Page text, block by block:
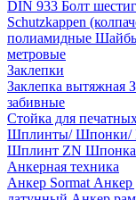
DIN 933 Болт
Schutzkappen
полиамидные
метровые
Заклепки
Заклепка вытяжная
забивные
Стойка для
Шплинты/ Шпонки/
Шплинт ZN Шпонка
Анкерная техника
Анкер Sormat Анкер